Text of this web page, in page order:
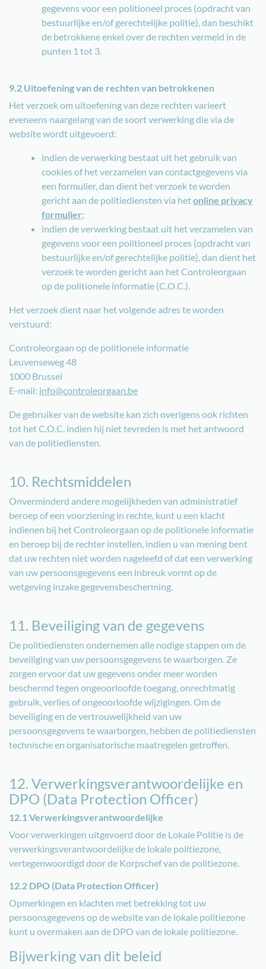
gegevens voor een politioneel proces (opdracht van
bestuurlijke en/of gerechtelijke politie), dan beschikt
de betrokkene enkel over de rechten vermeld in de
punten 1 tot 3.
9.2 Uitoefening van de rechten van betrokkenen
Het verzoek om uitoefening van deze rechten varieert
eveneens naargelang van de soort verwerking die via de
website wordt uitgevoerd:
indien de verwerking bestaat uit het gebruik van
cookies of het verzamelen van contactgegevens via
een formulier, dan dient het verzoek te worden
gericht aan de politiediensten via hetonline privacy
formulier;
indien de verwerking bestaat uit het verzamelen van
gegevens voor een politioneel proces (opdracht van
bestuurlijke en/of gerechtelijke politie), dan dient het
verzoek te worden gericht aan het Controleorgaan
op de politionele informatie (C.O.C.).
Het verzoek dient naar het volgende adres te worden
verstuurd:
Controleorgaan op de politionele informatie
Leuvenseweg 48
1000 Brussel
E-mail: info@controleorgaan.be
De gebruiker van de website kan zich overigens ook richten
tot het C.O.C. indien hij niet tevreden is met het antwoord
van de politiediensten.
10. Rechtsmiddelen
Onverminderd andere mogelijkheden van administratief
beroep of een voorziening in rechte, kunt u een klacht
indienen bij het Controleorgaan op de politionele informatie
en beroep bij de rechter instellen, indien u van mening bent
dat uw rechten niet worden nageleefd of dat een verwerking
van uw persoonsgegevens een inbreuk vormt op de
wetgeving inzake gegevensbescherming.
11. Beveiliging van de gegevens
De politiediensten ondernemen alle nodige stappen om de
beveiliging van uw persoonsgegevens te waarborgen. Ze
zorgen ervoor dat uw gegevens onder meer worden
beschermd tegen ongeoorloofde toegang, onrechtmatig
gebruik, verlies of ongeoorloofde wijzigingen. Om de
beveiliging en de vertrouwelijkheid van uw
persoonsgegevens te waarborgen, hebben de politiediensten
technische en organisatorische maatregelen getroffen.
12. Verwerkingsverantwoordelijke en
DPO (Data Protection Officer)
12.1 Verwerkingsverantwoordelijke
Voor verwerkingen uitgevoerd door de Lokale Politie is de
verwerkingsverantwoordelijke de lokale politiezone,
vertegenwoordigd door de Korpschef van de politiezone.
12.2 DPO (Data Protection Officer)
Opmerkingen en klachten met betrekking tot uw
persoonsgegevens op de website van de lokale politiezone
kunt u overmaken aan de DPO van de lokale politiezone.
Bijwerking van dit beleid